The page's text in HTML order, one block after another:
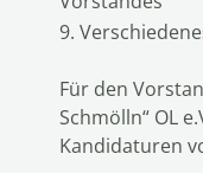
Für den
Schmölln“ OL
Kandidaturen